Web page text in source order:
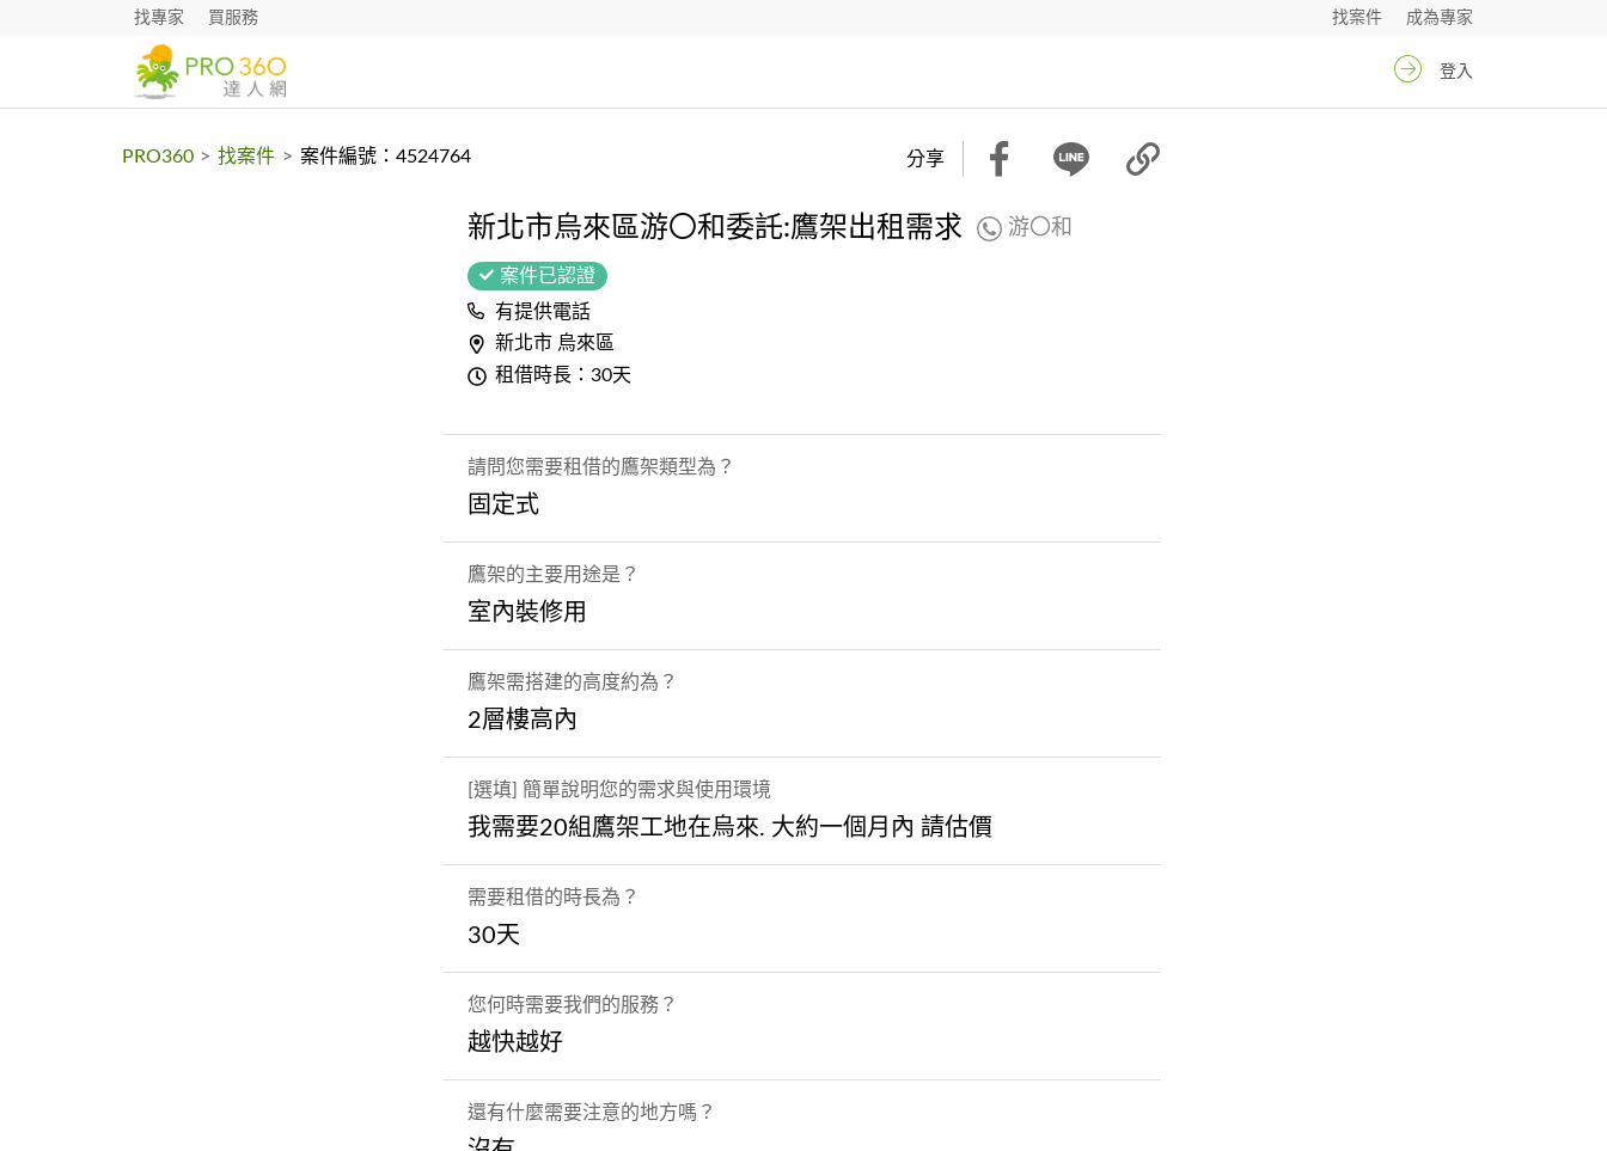
找專家 買服務 成為專家
找案件
登入
PRO360 > 找案件 > 案件編號：4524764 分享
新北市烏來區游〇和委託:鷹架出租需求 游〇和
案件已認證
有提供電話
新北市 烏來區
租借時長：30天
請問您需要租借的鷹架類型為？
固定式
鷹架的主要用途是？
室內裝修用
鷹架需搭建的高度約為？
2層樓高內
[選填] 簡單說明您的需求與使用環境
我需要20組鷹架工地在烏來. 大約一個月內 請估價
需要租借的時長為？
30天
您何時需要我們的服務？
越快越好
還有什麼需要注意的地方嗎？